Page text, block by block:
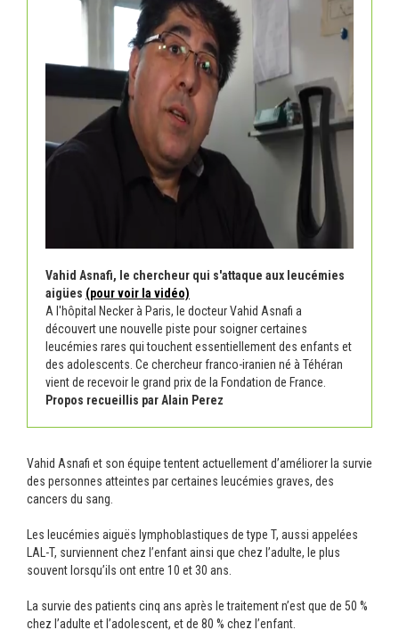
Vahid Asnafi, le chercheur qui s'attaque aux leucémies
aigües (pour voir la vidéo)
A l'hôpital Necker à Paris, le docteur Vahid Asnafi a
découvert une nouvelle piste pour soigner certaines
leucémies rares qui touchent essentiellement des enfants et
des adolescents. Ce chercheur franco-iranien né à Téhéran
vient de recevoir le grand prix de la Fondation de France.
Propos recueillis par Alain Perez
Vahid Asnafi et son équipe tentent actuellement d’améliorer la survie
des personnes atteintes par certaines leucémies graves, des
cancers du sang.
Les leucémies aiguës lymphoblastiques de type T, aussi appelées
LAL-T, surviennent chez l’enfant ainsi que chez l’adulte, le plus
souvent lorsqu’ils ont entre 10 et 30 ans.
La survie des patients cinq ans après le traitement n’est que de 50 %
chez l’adulte et l’adolescent, et de 80 % chez l’enfant.